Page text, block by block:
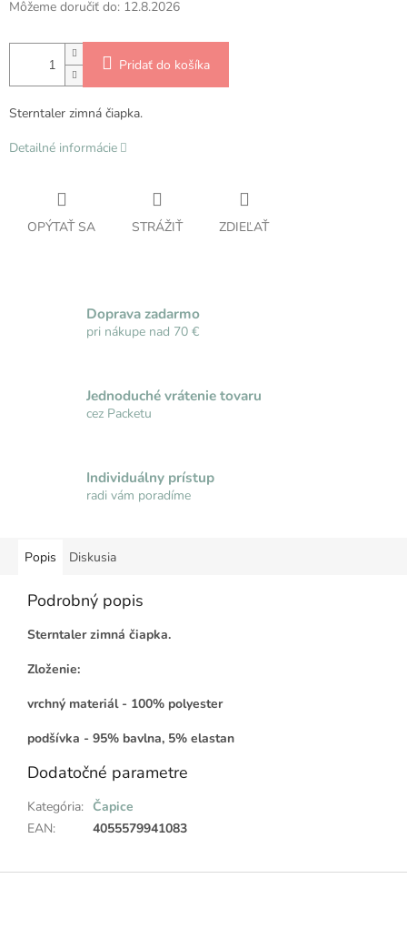
Môžeme doručiť do: 12.8.2026
Pridať do košíka
Sterntaler zimná čiapka.
Detailné informácie
OPÝTAŤ SA STRÁŽIŤ ZDIEĽAŤ
Doprava zadarmo
pri nákupe nad 70 €
Jednoduché vrátenie tovaru
cez Packetu
Individuálny prístup
radi vám poradíme
Popis Diskusia
Podrobný popis
Sterntaler zimná čiapka.
Zloženie:
vrchný materiál - 100% polyester
podšívka - 95% bavlna, 5% elastan
Dodatočné parametre
Kategória: Čapice
EAN: 4055579941083
Z